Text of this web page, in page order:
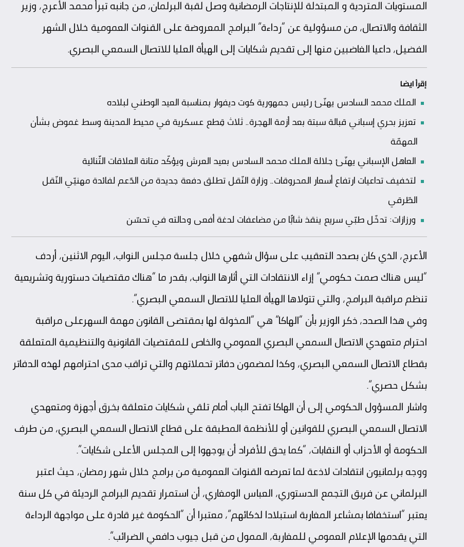
المستويات المتردية و المبتذلة للإنتاجات الرمضانية وصل لقبة البرلمان، من جانبه تبرأ محمد الأعرج، وزير
الثقافة والاتصال، من مسؤولية عن “رداءة” البرامج المعروضة على القنوات العمومية خلال الشهر
الفضيل، داعيا الغاضبين منها إلى تقديم شكايات إلى الهيأة العليا للاتصال السمعي البصري.
إقرأ ايضا
الملك محمد السادس يهنّئ رئيس جمهورية كوت ديفوار بمناسبة العيد الوطني لبلاده
تعزيز بحري إسباني قبالة سبتة بعد أزمة الهجرة.. ثلاث قِطع عسكرية في محيط المدينة وسط غموض بشأن
المهمّة
العاهل الإسباني يهنّئ جلالة الملك محمد السادس بعيد العرش ويؤكّد متانة العلاقات الثّنائية
لتخفيف تداعيات ارتفاع أسعار المحروقات.. وزارة النّقل تطلق دفعة جديدة من الدّعم لفائدة مهنيّي النّقل
الطّرقي
ورزازات: تدخّل طبّي سريع ينقذ شابًّا من مضاعفات لدغة أفعى وحالته في تحسّن
الأعرج، الذي كان بصدد التعقيب على سؤال شفهي خلال جلسة مجلس النواب، اليوم الاثنين، أردف
“ليس هناك صمت حكومي” إزاء الانتقادات التي أثارها النواب، بقدر ما “هناك مقتضيات دستورية وتشريعية
تنظم مراقبة البرامج، والتي تتولاها الهيأة العليا للاتصال السمعي البصري”.
وفي هذا الصدد، ذكر الوزير بأن “الهاكا” هي “المخولة لها بمقتضى القانون مهمة السهرعلى مراقبة
احترام متعهدي الاتصال السمعي البصري العمومي والخاص للمقتضيات القانونية والتنظيمية المتعلقة
بقطاع الاتصال السمعي البصري، وكذا لمضمون دفاتر تحملاتهم والتي تراقب مدى احترامهم لهذه الدفاتر
بشكل حصري”.
واشار المسؤول الحكومي إلى أن الهاكا تفتح الباب أمام تلقي شكايات متعلقة بخرق أجهزة ومتعهدي
الاتصال السمعي البصري للقوانين أو للأنظمة المطبقة على قطاع الاتصال السمعي البصري، من طرف
الحكومة أو الأحزاب أو النقابات، “كما يحق للأفراد أن يوجهوا إلى المجلس الأعلى شكايات”.
ووجه برلمانيون انتقادات لاذعة لما تعرضه القنوات العمومية من برامج خلال شهر رمضان، حيث اعتبر
البرلماني عن فريق التجمع الدستوري، العباس الومغاري، أن استمرار تقديم البرامج الرديئة في كل سنة
يعتبر “استخفافا بمشاعر المغاربة استبلادا لذكائهم”، معتبرا أن “الحكومة غير قادرة على مواجهة الرداءة
التي يقدمها الإعلام العمومي للمغاربة، الممول من قبل جيوب دافعي الضرائب”.